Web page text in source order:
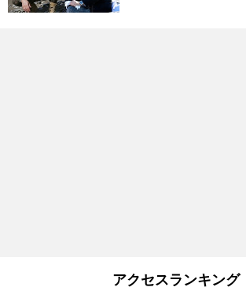
アクセスランキング